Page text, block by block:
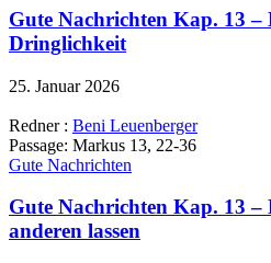
Gute Nachrichten Kap. 13
Dringlichkeit
25. Januar 2026
Redner : Beni Leuenberger
Passage: Markus 13, 22-36
Gute Nachrichten
Gute Nachrichten Kap. 13 –
anderen lassen